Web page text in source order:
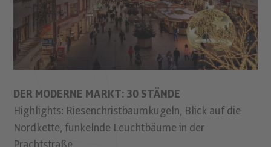
DER MODERNE MARKT: 30 STÄNDE
Highlights: Riesenchristbaumkugeln, Blick auf die
Nordkette, funkelnde Leuchtbäume in der